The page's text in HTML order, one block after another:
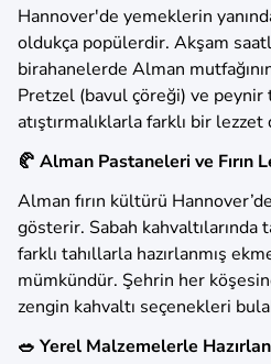
Hannover'de yemeklerin
oldukça popülerdir. Akşam
birahanelerde Alman
Pretzel (bavul çöreği) ve peynir
atıştırmalıklarla farklı bir
🥐 Alman Pastaneleri ve Fırın
Alman fırın kültürü
gösterir. Sabah kahvaltılarında
farklı tahıllarla hazırlanmış
mümkündür. Şehrin her
zengin kahvaltı seçenekleri
🥗 Yerel Malzemelerle